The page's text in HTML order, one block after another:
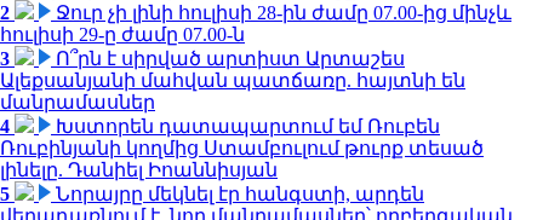
2
Ջուր չի լինի հուլիսի 28-ին ժամը 07.00-ից մինչև
հուլիսի 29-ը ժամը 07.00-ն
3
Ո՞րն է սիրված արտիստ Արտաշես
Ալեքսանյանի մահվան պատճառը. հայտնի են
մանրամասներ
4
Խստորեն դատապարտում եմ Ռուբեն
Ռուբինյանի կողմից Ստամբուլում թուրք տեսած
լինելը. Դանիել Իոաննիսյան
5
Նորայրը մեկնել էր հանգստի, արդեն
վերադառնում է. նոր մանրամասներ՝ ողբերգական